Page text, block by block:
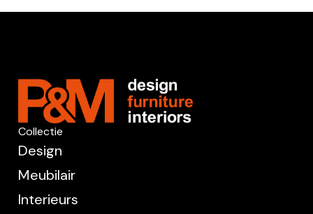
Collectie
Design
Meubilair
Interieurs